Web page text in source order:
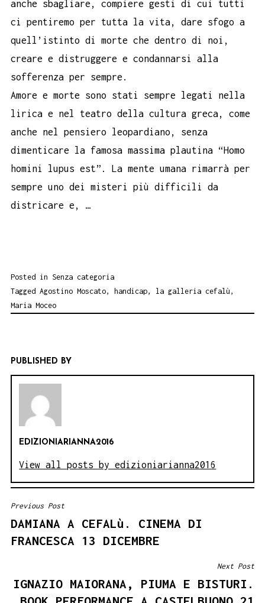
anche sbagliare, compiere gesti di cui tutti
ci pentiremo per tutta la vita, dare sfogo a
quell’istinto di morte che dentro di noi,
creare e distruggere e condannarsi alla
sofferenza per sempre.
Amore e morte sono stati sempre legati nella
lirica e nel teatro della cultura greca, come
anche nel pensiero leopardiano, senza
dimenticare la famosa massima plautina “Homo
homini lupus est”. La mente umana rimarrà per
sempre uno dei misteri più difficili da
districare e, …
Posted in Senza categoria
Tagged Agostino Moscato, handicap, la galleria cefalù ,
Maria Moceo
PUBLISHED BY
EDIZIONIARIANNA2016
View all posts by edizioniarianna2016
NAVIGAZIONE
ARTICOLI
Previous Post
DAMIANA A CEFALù. CINEMA DI
FRANCESCA 13 DICEMBRE
Next Post
IGNAZIO MAIORANA, PIUMA E BISTURI.